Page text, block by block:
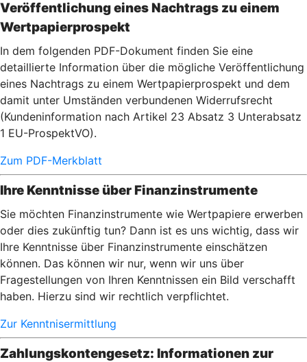
Veröffentlichung eines Nachtrags zu einem
Wertpapierprospekt
In dem folgenden PDF-Dokument finden Sie eine
detaillierte Information über die mögliche Veröffentlichung
eines Nachtrags zu einem Wertpapierprospekt und dem
damit unter Umständen verbundenen Widerrufsrecht
(Kundeninformation nach Artikel 23 Absatz 3 Unterabsatz
1 EU-ProspektVO).
Zum PDF-Merkblatt
Ihre Kenntnisse über Finanzinstrumente
Sie möchten Finanzinstrumente wie Wertpapiere erwerben
oder dies zukünftig tun? Dann ist es uns wichtig, dass wir
Ihre Kenntnisse über Finanzinstrumente einschätzen
können. Das können wir nur, wenn wir uns über
Fragestellungen von Ihren Kenntnissen ein Bild verschafft
haben. Hierzu sind wir rechtlich verpflichtet.
Zur Kenntnisermittlung
Zahlungskontengesetz: Informationen zur